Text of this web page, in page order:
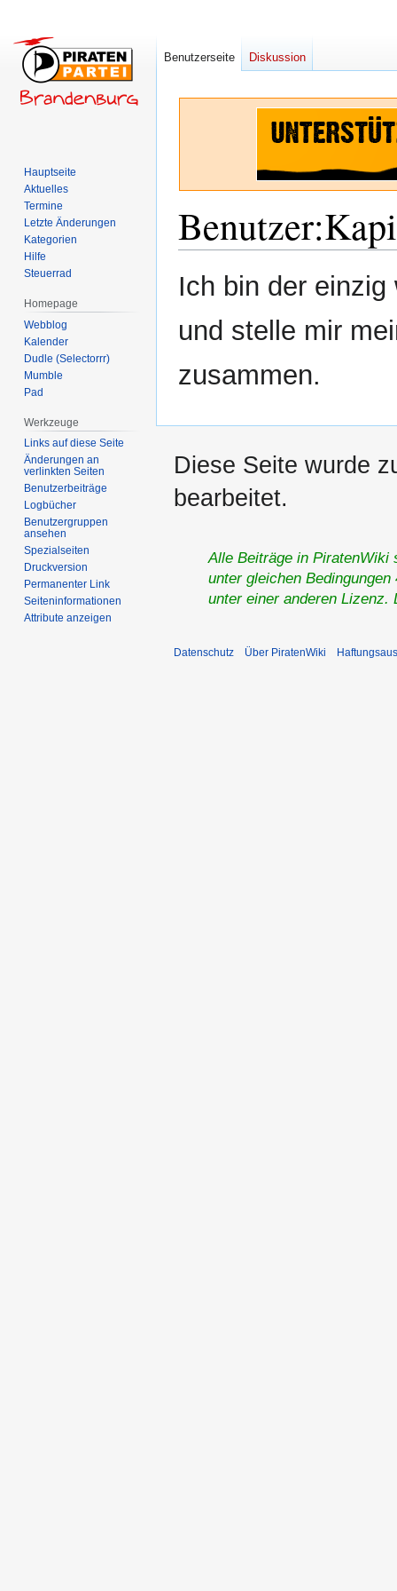
Benutzer:
Navigation
Suche
Ich bin der einzig
und stelle mir
zusammen.
Benutzerseite Diskussion
Hauptseite
Aktuelles
Termine
Letzte Änderungen
Kategorien
Hilfe
Steuerrad
Homepage
Webblog
Kalender
Dudle (Selectorrr)
Mumble
Pad
Werkzeuge
Links auf diese Seite
Änderungen an
verlinkten Seiten
Benutzerbeiträge
Logbücher
Benutzergruppen
ansehen
Spezialseiten
Druckversion
Permanenter Link
Seiten­­informationen
Attribute anzeigen
Diese Seite wurde
bearbeitet.
Alle Beiträge in PiratenWiki
unter gleichen
unter einer anderen
Datenschutz Über PiratenWiki